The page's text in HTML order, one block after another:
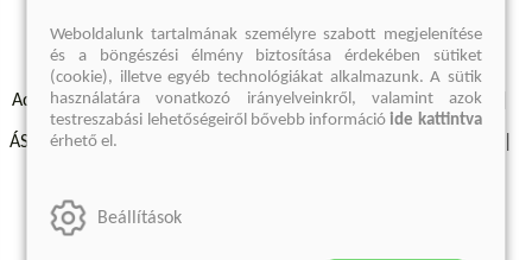
Adatvédelmi szabályzatok Elállási felmondási nyilatkozat
ÁSZF - Vásárlási feltételek
Szállítási információk
Weboldalunk tartalmának személyre szabott megjelenítése
és a böngészési élmény biztosítása érdekében sütiket
(cookie), illetve egyéb technológiákat alkalmazunk. A sütik
használatára vonatkozó irányelveinkről, valamint azok
testreszabási lehetőségeiről bővebb információide kattintva
érhető el.
Beállítások